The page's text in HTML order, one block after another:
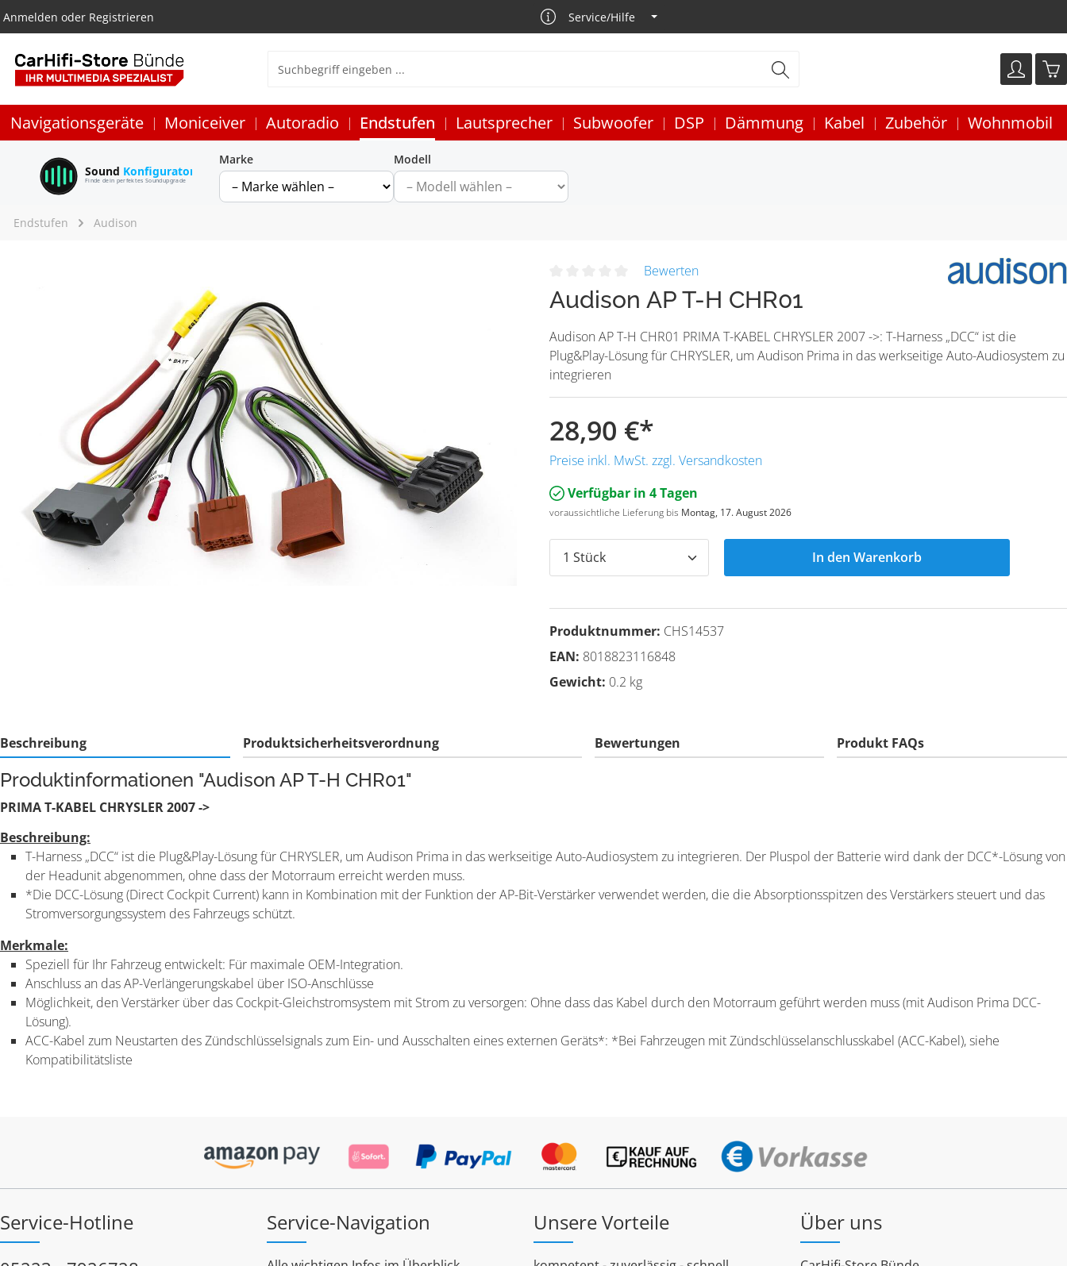
Anmelden oder Registrieren Service/Hilfe
Navigationsgeräte Moniceiver Autoradio Endstufen Lautsprecher Subwoofer DSP Dämmung Kabel Zubehör Wohnmobil
Sound Konfigurator
Finde dein perfektes Soundupgrade
Marke Modell
Endstufen Audison
Bewerten
Audison AP T-H CHR01
Audison AP T-H CHR01 PRIMA T-KABEL CHRYSLER 2007 ->: T-Harness „DCC“ ist die
Plug&Play-Lösung für CHRYSLER, um Audison Prima in das werkseitige Auto-Audiosystem zu
integrieren
28,90 €*
Preise inkl. MwSt. zzgl. Versandkosten
Verfügbar in 4 Tagen
voraussichtliche Lieferung bis Montag, 17. August 2026
In den Warenkorb
Produktnummer: CHS14537
EAN: 8018823116848
Gewicht: 0.2 kg
Beschreibung Produktsicherheitsverordnung Bewertungen Produkt FAQs
Produktinformationen "Audison AP T-H CHR01"
PRIMA T-KABEL CHRYSLER 2007 ->
Beschreibung:
T-Harness „DCC“ ist die Plug&Play-Lösung für CHRYSLER, um Audison Prima in das werkseitige Auto-Audiosystem zu integrieren. Der Pluspol der Batterie wird dank der DCC*-Lösung von
der Headunit abgenommen, ohne dass der Motorraum erreicht werden muss.
*Die DCC-Lösung (Direct Cockpit Current) kann in Kombination mit der Funktion der AP-Bit-Verstärker verwendet werden, die die Absorptionsspitzen des Verstärkers steuert und das
Stromversorgungssystem des Fahrzeugs schützt.
Merkmale:
Speziell für Ihr Fahrzeug entwickelt: Für maximale OEM-Integration.
Anschluss an das AP-Verlängerungskabel über ISO-Anschlüsse
Möglichkeit, den Verstärker über das Cockpit-Gleichstromsystem mit Strom zu versorgen: Ohne dass das Kabel durch den Motorraum geführt werden muss (mit Audison Prima DCC-
Lösung).
ACC-Kabel zum Neustarten des Zündschlüsselsignals zum Ein- und Ausschalten eines externen Geräts*: *Bei Fahrzeugen mit Zündschlüsselanschlusskabel (ACC-Kabel), siehe
Kompatibilitätsliste
Service-Hotline Service-Navigation Unsere Vorteile Über uns